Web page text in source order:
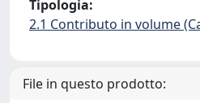
Tipologia:
2.1 Contributo in volume
File in questo prodotto: